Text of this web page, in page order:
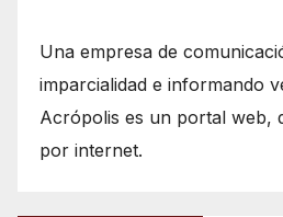
Una empresa de
imparcialidad e informando
Acrópolis es un portal web,
por internet.